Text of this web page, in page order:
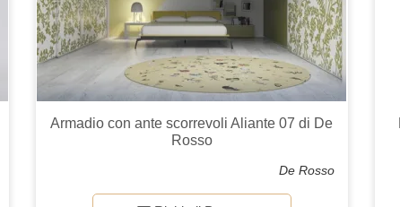
Armadio con ante scorrevoli Aliante 07 di De
Rosso
De Rosso